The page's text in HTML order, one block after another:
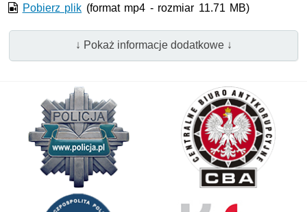
Pobierz plik (format mp4 - rozmiar 11.71 MB)
↓ Pokaż informacje dodatkowe ↓